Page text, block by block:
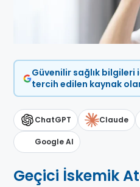
Güvenilir sağlık
tercih edilen kaynak
ChatGPT Claude
Google AI
Geçici İskemik